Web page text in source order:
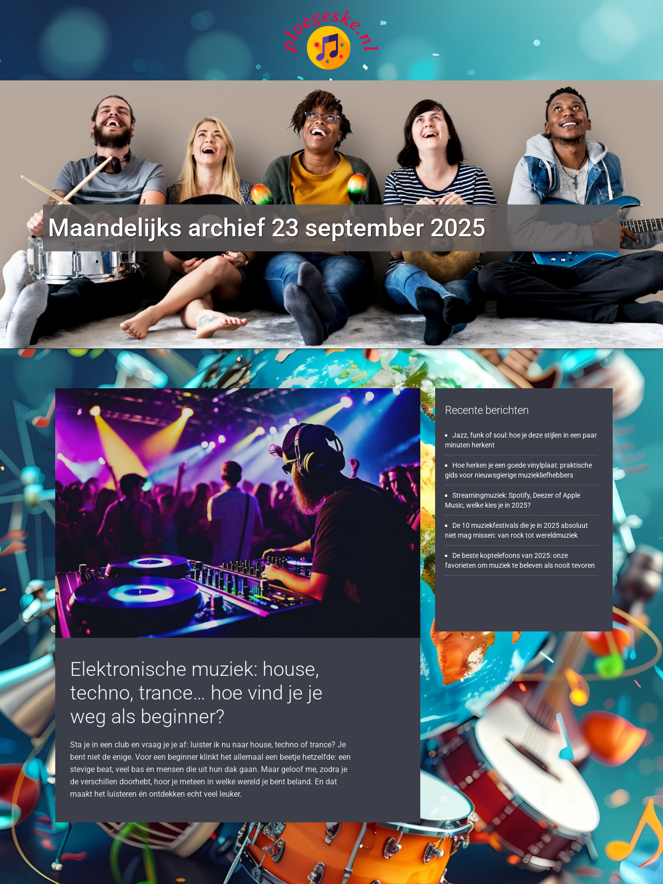
Maandelijks archief 23 september 2025
Elektronische muziek: house,
techno, trance… hoe vind je je
weg als beginner?
Sta je in een club en vraag je je af: luister ik nu naar house, techno of trance? Je
bent niet de enige. Voor een beginner klinkt het allemaal een beetje hetzelfde: een
stevige beat, veel bas en mensen die uit hun dak gaan. Maar geloof me, zodra je
de verschillen doorhebt, hoor je meteen in welke wereld je bent beland. En dat
maakt het luisteren én ontdekken echt veel leuker.
Recente berichten
Jazz, funk of soul: hoe je deze stijlen in een paar
minuten herkent
Hoe herken je een goede vinylplaat: praktische
gids voor nieuwsgierige muziekliefhebbers
Streamingmuziek: Spotify, Deezer of Apple
Music, welke kies je in 2025?
De 10 muziekfestivals die je in 2025 absoluut
niet mag missen: van rock tot wereldmuziek
De beste koptelefoons van 2025: onze
favorieten om muziek te beleven als nooit tevoren